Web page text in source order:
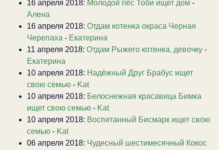
16 апреля 2018: Молодой пёс Тоби ищет дом -
Алена
16 апреля 2018: Отдам котенка окраса Черная
Черепаха - Екатерина
11 апреля 2018: Отдам Рыжего котенка, девочку -
Екатерина
10 апреля 2018: Надёжный Друг Брабус ищет
свою семью - Kat
10 апреля 2018: Белоснежная красавица Бимка
ищет свою семью - Kat
10 апреля 2018: Воспитанный Бисмарк ищет свою
семью - Kat
06 апреля 2018: Чудесный шестимесячный Кокос